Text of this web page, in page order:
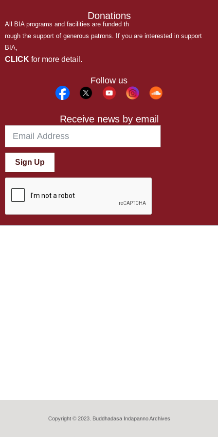
Donations
All BIA programs and facilities are funded th
rough the support of generous patrons. If you are interested in support
BIA,
CLICK for more detail.
Follow us
Receive news by email
Sign Up
Copyright © 2023. Buddhadasa Indapanno Archives